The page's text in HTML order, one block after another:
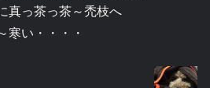
真っ茶っ茶～禿枝へ
寒い・・・・